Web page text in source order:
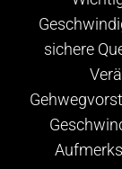
sichere